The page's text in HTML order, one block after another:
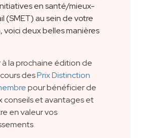
en santé/mieux-
(SMET) au sein de votre
voici deux belles manières
la prochaine édition de
desPrix Distinction
pour bénéficier de
conseils et avantages et
en valeur vos